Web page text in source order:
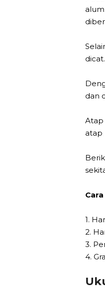
dicat.
dan
Atap
atap
1.
2.
3.
4.